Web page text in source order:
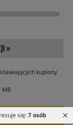
się:7 osób
»
kupiony
MB